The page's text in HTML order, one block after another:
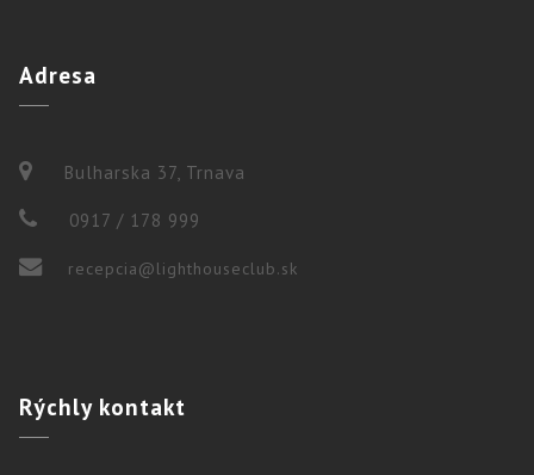
Adresa
Bulharska 37, Trnava
0917 / 178 999
recepcia@lighthouseclub.sk
Rýchlykontakt